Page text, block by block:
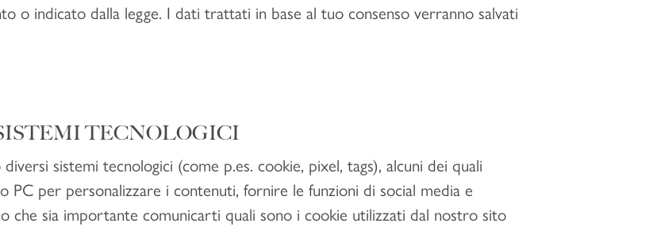
o indicato dalla legge. I dati trattati in base al tuo consenso verranno salvati
TECNOLOGICI
sistemi tecnologici (come p.es. cookie, pixel, tags), alcuni dei quali
PC per personalizzare i contenuti, fornire le funzioni di social media e
che sia importante comunicarti quali sono i cookie utilizzati dal nostro sito